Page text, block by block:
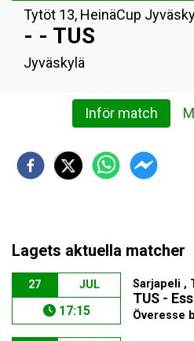
Tytöt 13, HeinäCup
- - TUS
Jyväskylä
Inför match
Lagets aktuella matcher
27 JUL
17:15
Sarjapeli ,
TUS -
Överesse